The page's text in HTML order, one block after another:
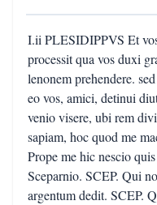
I.ii PLESIDIPPVS Et
processit qua vos duxi
lenonem prehendere.
eo vos, amici, detinui
venio visere, ubi rem
sapiam, hoc quod me
Prope me hic nescio
Sceparnio. SCEP. Qui
argentum dedit. SCEP.